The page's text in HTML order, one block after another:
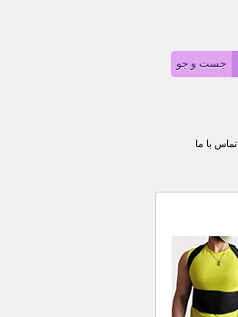
تماس با ما